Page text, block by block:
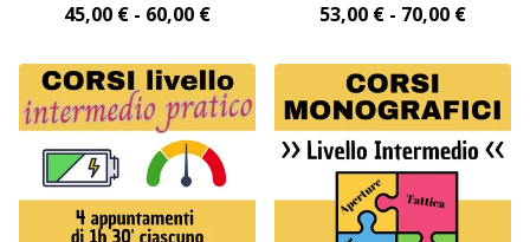
45,00 € - 60,00 €
53,00 € - 70,00 €